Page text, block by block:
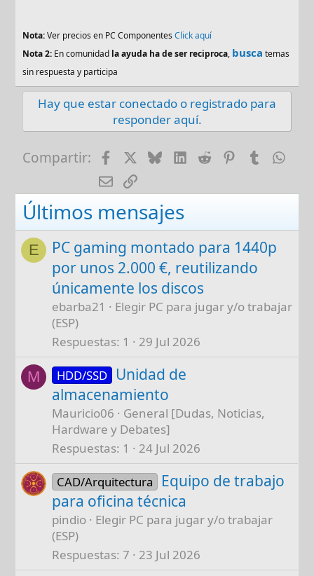
Nota:Ver precios en PC ComponentesClick aquí
Nota 2: En comunidad la ayuda ha de ser reciproca, busca temas
sin respuesta y participa
Hay que estar conectado o registrado para
responder aquí.
Compartir: FacebookBlueskyLinkedIn
RedditPinterest
Tumblr
E-mailEnlace
Últimos mensajes
E
PC gaming montado para 1440p
por unos 2.000 €, reutilizando
únicamente los discos
ebarba21
Elegir PC para jugar y/o trabajar
(ESP)
Respuestas 1 29 Jul 2026
M HDD/SSD Unidad de
almacenamiento
Mauricio06
General [Dudas, Noticias,
Hardware y Debates]
Respuestas 1 24 Jul 2026
CAD/Arquitectura
Equipo de trabajo
para oficina técnica
pindio
Elegir PC para jugar y/o trabajar
(ESP)
Respuestas 7 23 Jul 2026